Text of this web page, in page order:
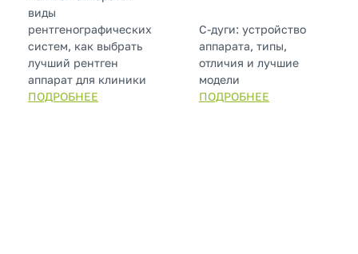
виды
рентгенографических
систем, как выбрать
лучший рентген
аппарат для клиники
ПОДРОБНЕЕ
С-дуги: устройство
аппарата, типы,
отличия и лучшие
модели
ПОДРОБНЕЕ